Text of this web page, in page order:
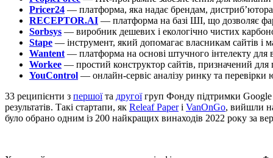
Pricer24 — платформа, яка надає брендам,
RECEPTOR.AI — платформа на базі ШІ, що дозволяє
Sorbsys — виробник дешевих і екологічно чистих
Stape — інструмент, який допомагає власникам сайтів і
Wantent— платформа на основі штучного інтелекту для
Workee — простий конструктор сайтів, призначений для
YouControl — онлайн-сервіс аналізу ринку та перевірки
33 реципієнти з першоїта другоїгруп Фонду підтримки Google
результатів. Такі стартапи, як Releaf Paperі VanOnGo, вийшли
було обрано одним із 200 найкращих винаходів 2022 року за